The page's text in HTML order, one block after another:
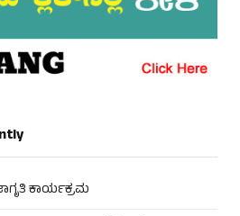
ಕಾರ್ಯಕ್ರಮ